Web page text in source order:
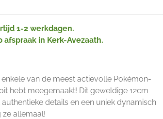
1-2 werkdagen.
afspraak in Kerk-Avezaath.
van de meest actievolle Pokémon-
hebt meegemaakt! Dit geweldige 12cm
details en een uniek dynamisch
ze allemaal!